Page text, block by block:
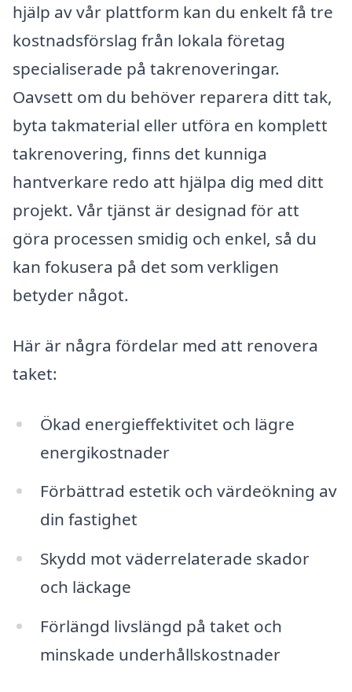
hjälp av vår plattform kan du enkelt få tre
kostnadsförslag från lokala företag
specialiserade på takrenoveringar.
Oavsett om du behöver reparera ditt tak,
byta takmaterial eller utföra en komplett
takrenovering, finns det kunniga
hantverkare redo att hjälpa dig med ditt
projekt. Vår tjänst är designad för att
göra processen smidig och enkel, så du
kan fokusera på det som verkligen
betyder något.
Här är några fördelar med att renovera
taket:
Ökad energieffektivitet och lägre
energikostnader
Förbättrad estetik och värdeökning av
din fastighet
Skydd mot väderrelaterade skador
och läckage
Förlängd livslängd på taket och
minskade underhållskostnader